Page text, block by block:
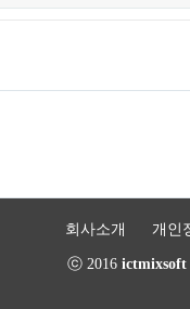
회사소개 개인
ⓒ 2016